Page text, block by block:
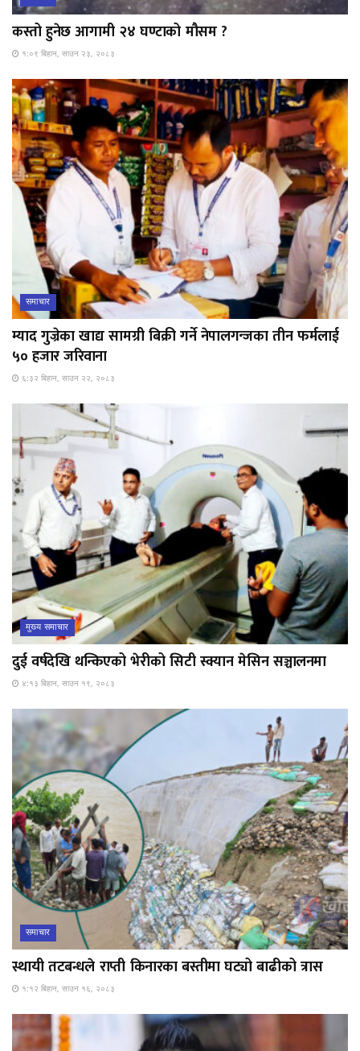
कस्तो हुनेछ आगामी २४ घण्टाको मौसम ?
१:०९ बिहान, साउन २३, २०८३
समाचार
म्याद गुज्रेका खाद्य सामग्री बिक्री गर्ने नेपालगन्जका तीन फर्मलाई
५० हजार जरिवाना
६:३२ बिहान, साउन २२, २०८३
मुख्य समाचार
दुई वर्षदेखि थन्किएको भेरीको सिटी स्क्यान मेसिन सञ्चालनमा
४:१३ बिहान, साउन १९, २०८३
समाचार
स्थायी तटबन्धले राप्ती किनारका बस्तीमा घट्यो बाढीको त्रास
१:१२ बिहान, साउन १६, २०८३